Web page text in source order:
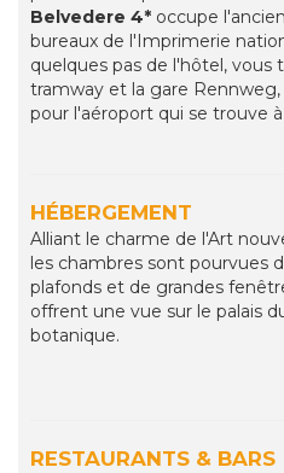
Belvedere 4* occupe
bureaux de l'Imprimerie
quelques pas de l'hôtel, vous
tramway et la gare
pour l'aéroport qui se trouve
HÉBERGEMENT
Alliant le charme de l'Art
les chambres sont pourvues
plafonds et de grandes
offrent une vue sur le palais
botanique.
RESTAURANTS & BARS